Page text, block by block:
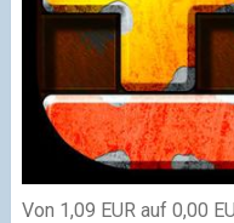
Von 1,09 EUR auf 0,00